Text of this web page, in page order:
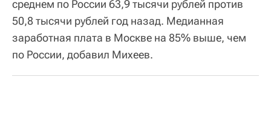
среднем по России 63,9 тысячи рублей против
50,8 тысячи рублей год назад. Медианная
заработная плата в Москве на 85% выше, чем
по России, добавил Михеев.